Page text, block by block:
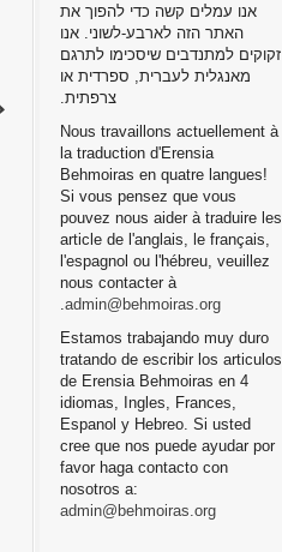
אנו עמלים קשה כדי להפוך את
האתר הזה לארבע-לשוני. אנו
זקוקים למתנדבים שיסכימו לתרגם
מאנגלית לעברית, ספרדית או
צרפתית.
Nous travaillons actuellement à
la traduction d'Erensia
Behmoiras en quatre langues!
Si vous pensez que vous
pouvez nous aider à traduire les
article de l'anglais, le français,
l'espagnol ou l'hébreu, veuillez
nous contacter à
admin@behmoiras.org
.
Estamos trabajando muy duro
tratando de escribir los articulos
de Erensia Behmoiras en 4
idiomas, Ingles, Frances,
Espanol y Hebreo. Si usted
cree que nos puede ayudar por
favor haga contacto con
nosotros a:
admin@behmoiras.org